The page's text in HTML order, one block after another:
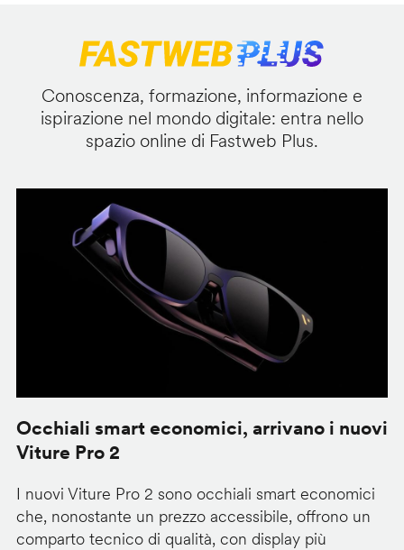
Conoscenza, formazione, informazione e
ispirazione nel mondo digitale: entra nello
spazio online di Fastweb Plus.
Occhiali smart economici, arrivano i nuovi
Viture Pro 2
I nuovi Viture Pro 2 sono occhiali smart economici
che, nonostante un prezzo accessibile, offrono un
comparto tecnico di qualità, con display più